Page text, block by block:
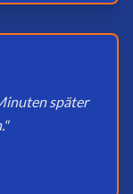
später